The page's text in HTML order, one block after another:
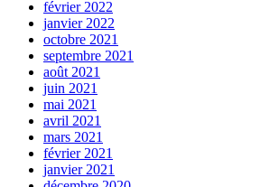
février 2022
janvier 2022
octobre 2021
septembre 2021
août 2021
juin 2021
mai 2021
avril 2021
mars 2021
février 2021
janvier 2021